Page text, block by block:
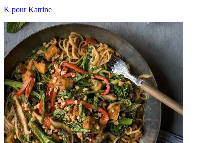
K pour Katrine